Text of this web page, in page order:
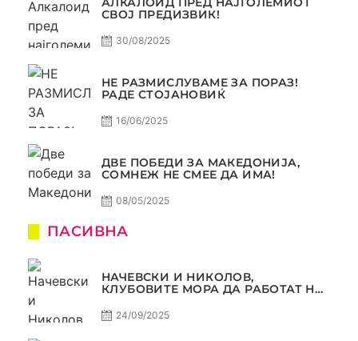
СВОЈ ПРЕДИЗВИК!
30/08/2025
НЕ РАЗМИСЛУВАМЕ ЗА ПОРАЗ!
РАДЕ СТОЈАНОВИЌ
16/06/2025
ДВЕ ПОБЕДИ ЗА МАКЕДОНИЈА,
СОМНЕЖ НЕ СМЕЕ ДА ИМА!
08/05/2025
ПАСИВНА
НАЧЕВСКИ И НИКОЛОВ,
КЛУБОВИТЕ МОРА ДА РАБОТАТ НА
С5Е2 ПАСИВНА
24/09/2025